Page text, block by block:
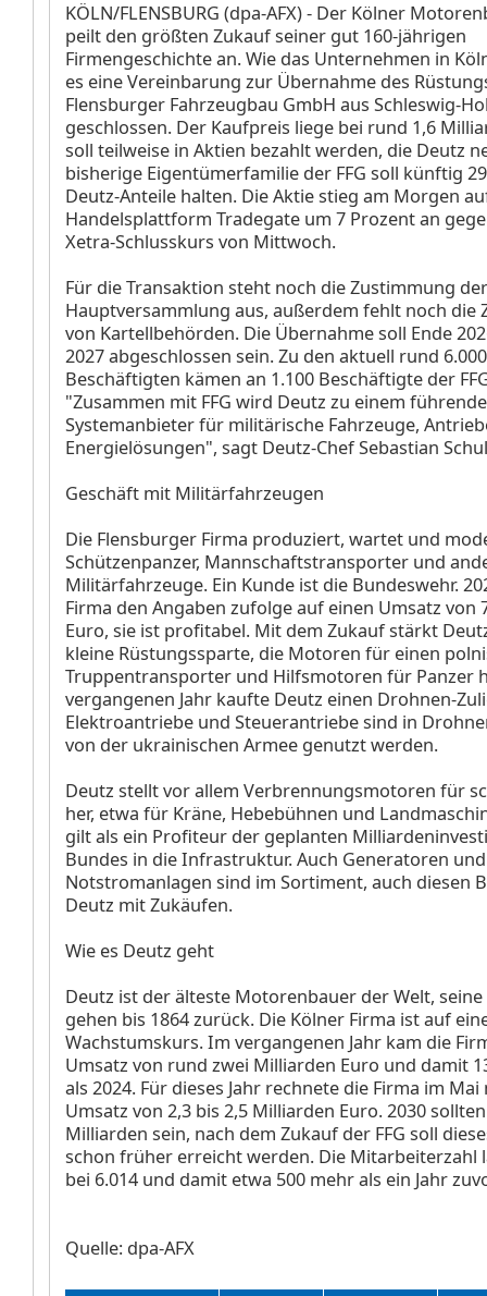
KÖLN/FLENSBURG (dpa-AFX) - Der Kölner
peilt den größten Zukauf seiner gut 160-jährigen
Firmengeschichte an. Wie das Unternehmen in
es eine Vereinbarung zur Übernahme des
Flensburger Fahrzeugbau GmbH aus Schleswig-
geschlossen. Der Kaufpreis liege bei rund 1,6
soll teilweise in Aktien bezahlt werden, die Deutz
bisherige Eigentümerfamilie der FFG soll künftig
Deutz-Anteile halten. Die Aktie stieg am Morgen
Handelsplattform Tradegate um 7 Prozent an
Xetra-Schlusskurs von Mittwoch.
Für die Transaktion steht noch die Zustimmung der
Hauptversammlung aus, außerdem fehlt noch die
von Kartellbehörden. Die Übernahme soll Ende
2027 abgeschlossen sein. Zu den aktuell rund
Beschäftigten kämen an 1.100 Beschäftigte der
"Zusammen mit FFG wird Deutz zu einem
Systemanbieter für militärische Fahrzeuge,
Energielösungen", sagt Deutz-Chef Sebastian
Geschäft mit Militärfahrzeugen
Die Flensburger Firma produziert, wartet und
Schützenpanzer, Mannschaftstransporter und
Militärfahrzeuge. Ein Kunde ist die Bundeswehr.
Firma den Angaben zufolge auf einen Umsatz von
Euro, sie ist profitabel. Mit dem Zukauf stärkt
kleine Rüstungssparte, die Motoren für einen
Truppentransporter und Hilfsmotoren für Panzer
vergangenen Jahr kaufte Deutz einen Drohnen-
Elektroantriebe und Steuerantriebe sind in
von der ukrainischen Armee genutzt werden.
Deutz stellt vor allem Verbrennungsmotoren für
her, etwa für Kräne, Hebebühnen und
gilt als ein Profiteur der geplanten
Bundes in die Infrastruktur. Auch Generatoren und
Notstromanlagen sind im Sortiment, auch diesen
Deutz mit Zukäufen.
Wie es Deutz geht
Deutz ist der älteste Motorenbauer der Welt,
gehen bis 1864 zurück. Die Kölner Firma ist auf
Wachstumskurs. Im vergangenen Jahr kam die
Umsatz von rund zwei Milliarden Euro und damit
als 2024. Für dieses Jahr rechnete die Firma im
Umsatz von 2,3 bis 2,5 Milliarden Euro. 2030
Milliarden sein, nach dem Zukauf der FFG soll
schon früher erreicht werden. Die Mitarbeiterzahl
bei 6.014 und damit etwa 500 mehr als ein Jahr
Quelle: dpa-AFX